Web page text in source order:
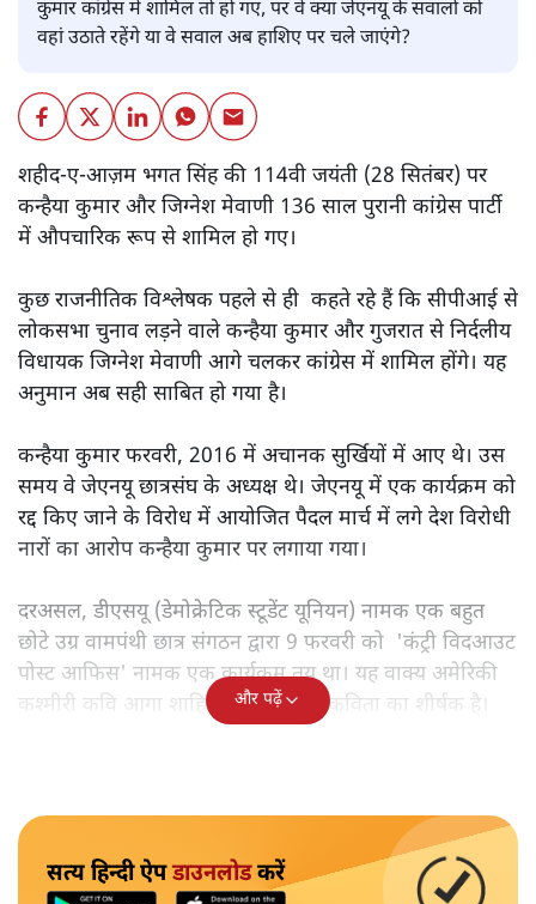
कुमार कांग्रेस में शामिल तो हो गए, पर वे क्या जेएनयू के सवालों को
वहां उठाते रहेंगे या वे सवाल अब हाशिए पर चले जाएंगे?
शहीद-ए-आज़म भगत सिंह की 114वी जयंती (28 सितंबर) पर
कन्हैया कुमार और जिग्नेश मेवाणी 136 साल पुरानी कांग्रेस पार्टी
में औपचारिक रूप से शामिल हो गए।
कुछ राजनीतिक विश्लेषक पहले से ही कहते रहे हैं कि सीपीआई से
लोकसभा चुनाव लड़ने वाले कन्हैया कुमार और गुजरात से निर्दलीय
विधायक जिग्नेश मेवाणी आगे चलकर कांग्रेस में शामिल होंगे। यह
अनुमान अब सही साबित हो गया है।
कन्हैया कुमार फरवरी, 2016 में अचानक सुर्खियों में आए थे। उस
समय वे जेएनयू छात्रसंघ के अध्यक्ष थे। जेएनयू में एक कार्यक्रम को
रद्द किए जाने के विरोध में आयोजित पैदल मार्च में लगे देश विरोधी
नारों का आरोप कन्हैया कुमार पर लगाया गया।
दरअसल, डीएसयू (डेमोक्रेटिक स्टूडेंट यूनियन) नामक एक बहुत
छोटे उग्र वामपंथी छात्र संगठन द्वारा 9 फरवरी को 'कंट्री विदआउट
पोस्ट आफिस' नामक एक कार्यक्रम तय था। यह वाक्य अमेरिकी
कश्मीरी कवि आगा शाहिद अली की एक कविता का शीर्षक है।
और पढ़ें
सत्य हिन्दी ऐपडाउनलोडकरें